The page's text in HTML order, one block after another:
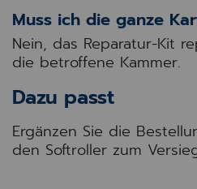
Muss ich die ganze
Nein, das Reparatur-Kit
die betroffene Kammer.
Dazu passt
Ergänzen Sie die
den Softroller zum